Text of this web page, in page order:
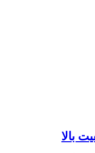
بالا